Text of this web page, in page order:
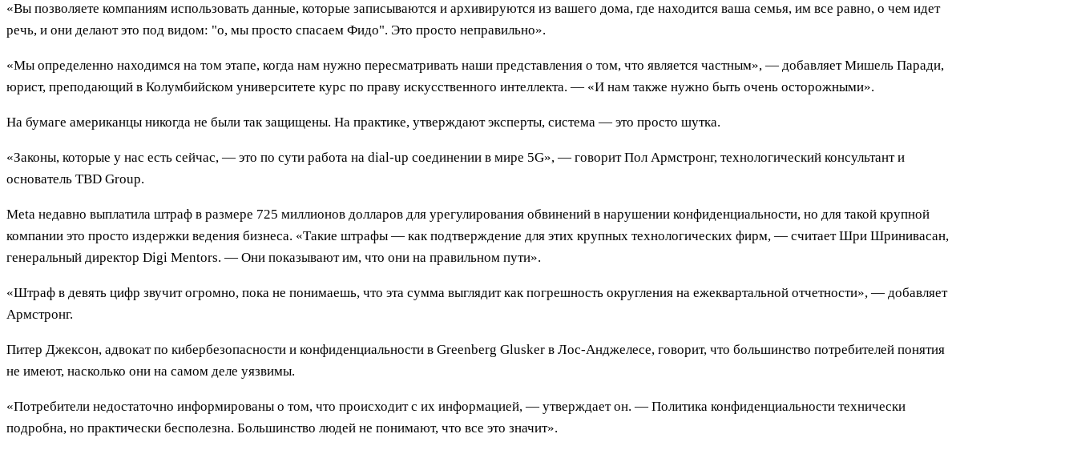
«Вы позволяете компаниям использовать данные, которые записываются и архивируются из вашего дома, где находится ваша семья, им все равно, о чем идет
речь, и они делают это под видом: "о, мы просто спасаем Фидо". Это просто неправильно».
«Мы определенно находимся на том этапе, когда нам нужно пересматривать наши представления о том, что является частным», — добавляет Мишель Паради,
юрист, преподающий в Колумбийском университете курс по праву искусственного интеллекта. — «И нам также нужно быть очень осторожными».
На бумаге американцы никогда не были так защищены. На практике, утверждают эксперты, система — это просто шутка.
«Законы, которые у нас есть сейчас, — это по сути работа на dial-up соединении в мире 5G», — говорит Пол Армстронг, технологический консультант и
основатель TBD Group.
Meta недавно выплатила штраф в размере 725 миллионов долларов для урегулирования обвинений в нарушении конфиденциальности, но для такой крупной
компании это просто издержки ведения бизнеса. «Такие штрафы — как подтверждение для этих крупных технологических фирм, — считает Шри Шринивасан,
генеральный директор Digi Mentors. — Они показывают им, что они на правильном пути».
«Штраф в девять цифр звучит огромно, пока не понимаешь, что эта сумма выглядит как погрешность округления на ежеквартальной отчетности», — добавляет
Армстронг.
Питер Джексон, адвокат по кибербезопасности и конфиденциальности в Greenberg Glusker в Лос-Анджелесе, говорит, что большинство потребителей понятия
не имеют, насколько они на самом деле уязвимы.
«Потребители недостаточно информированы о том, что происходит с их информацией, — утверждает он. — Политика конфиденциальности технически
подробна, но практически бесполезна. Большинство людей не понимают, что все это значит».